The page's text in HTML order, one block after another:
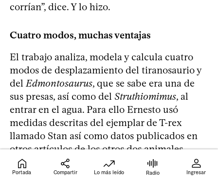
corrían”, dice. Y lo hizo.
Cuatro modos, muchas ventajas
El trabajo analiza, modela y calcula cuatro
modos de desplazamiento del tiranosaurio y
del Edmontosaurus, que se sabe era una de
sus presas, así como del Struthiomimus, al
entrar en el agua. Para ello Ernesto usó
medidas descritas del ejemplar de T-rex
llamado Stan así como datos publicados en
otros artículos de los otros dos animales.
Mientras el T-rex en tierra habría caminado a
Portada Compartir Lo más leído Radio Ingresar